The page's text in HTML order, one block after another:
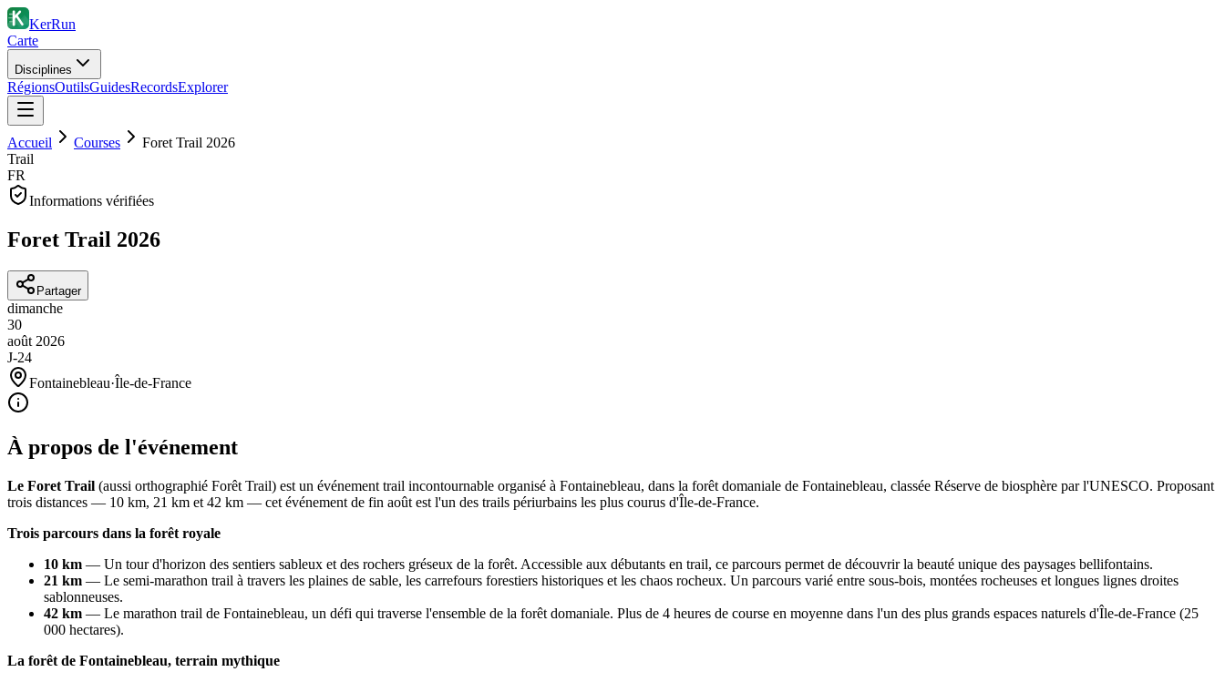
KerRun
Carte
Disciplines
RégionsOutilsGuidesRecordsExplorer
Accueil Courses
Foret Trail 2026
Trail
FR
Informations vérifiées
Foret Trail 2026
Partager
dimanche
30
août 2026
J-24
Fontainebleau·Île-de-France
À propos de l'événement
Le Foret Trail (aussi orthographié Forêt Trail) est un événement trail incontournable organisé à Fontainebleau, dans la forêt domaniale de Fontainebleau, classée Réserve de biosphère par l'UNESCO. Proposant
trois distances — 10 km, 21 km et 42 km — cet événement de fin août est l'un des trails périurbains les plus courus d'Île-de-France.
Trois parcours dans la forêt royale
10 km — Un tour d'horizon des sentiers sableux et des rochers gréseux de la forêt. Accessible aux débutants en trail, ce parcours permet de découvrir la beauté unique des paysages bellifontains.
21 km — Le semi-marathon trail à travers les plaines de sable, les carrefours forestiers historiques et les chaos rocheux. Un parcours varié entre sous-bois, montées rocheuses et longues lignes droites
sablonneuses.
42 km — Le marathon trail de Fontainebleau, un défi qui traverse l'ensemble de la forêt domaniale. Plus de 4 heures de course en moyenne dans l'un des plus grands espaces naturels d'Île-de-France (25
000 hectares).
La forêt de Fontainebleau, terrain mythique